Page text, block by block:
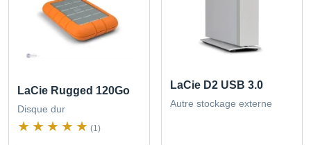
LaCie Rugged 120Go
Disque dur
(1)
LaCie D2 USB 3.0
Autre stockage externe